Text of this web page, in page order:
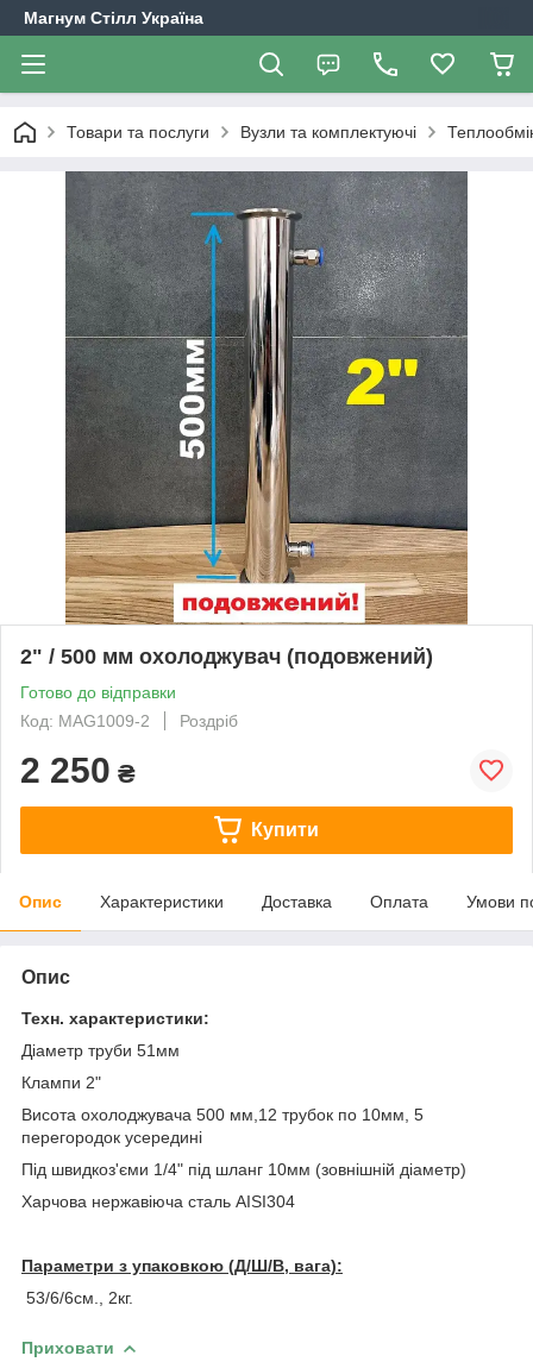
Магнум Стілл Україна
Товари та послуги Вузли та комплектуючі
2" / 500 мм охолоджувач (подовжений)
Готово до відправки
Код: MAG1009-2
Роздріб
2 250 ₴
Купити
Опис Характеристики Доставка Оплата Умови
Опис
Техн. характеристики:
Діаметр труби 51мм
Клампи 2"
Висота охолоджувача 500 мм,12 трубок по 10мм, 5
перегородок усередині
Під швидкоз'єми 1/4" під шланг 10мм (зовнішній діаметр)
Харчова нержавіюча сталь AISI304
Параметри з упаковкою (Д/Ш/В, вага):
53/6/6см., 2кг.
Приховати